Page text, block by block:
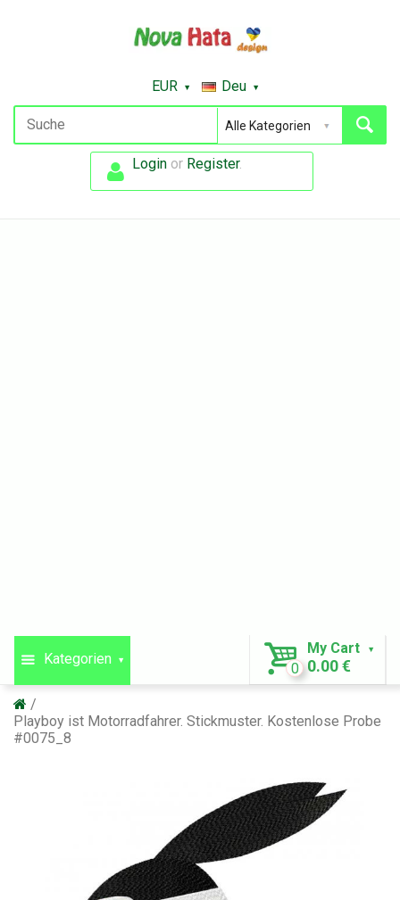
EUR Deu
Login or Register.
Kategorien
My Cart
0 0.00 €
Playboy ist Motorradfahrer. Stickmuster. Kostenlose Probe
#0075_8